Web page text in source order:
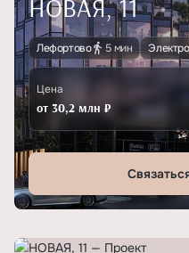
НОВАЯ, 11
Лефортово 5 мин
Цена
от 30,2 млн ₽